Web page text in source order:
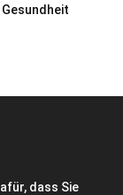
dass Sie